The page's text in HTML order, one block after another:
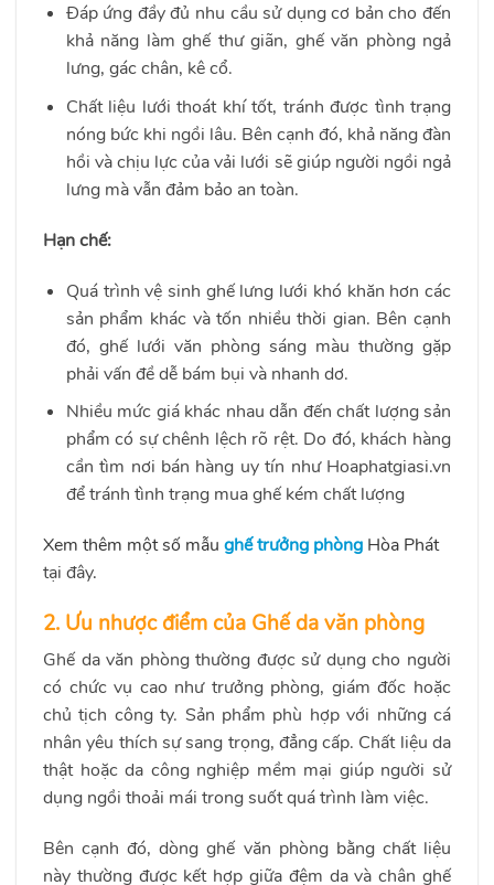
Đáp ứng đầy đủ nhu cầu sử dụng cơ bản cho đến
khả năng làm ghế thư giãn, ghế văn phòng ngả
lưng, gác chân, kê cổ.
Chất liệu lưới thoát khí tốt, tránh được tình trạng
nóng bức khi ngồi lâu. Bên cạnh đó, khả năng đàn
hồi và chịu lực của vải lưới sẽ giúp người ngồi ngả
lưng mà vẫn đảm bảo an toàn.
Hạn chế:
Quá trình vệ sinh ghế lưng lưới khó khăn hơn các
sản phẩm khác và tốn nhiều thời gian. Bên cạnh
đó, ghế lưới văn phòng sáng màu thường gặp
phải vấn đề dễ bám bụi và nhanh dơ.
Nhiều mức giá khác nhau dẫn đến chất lượng sản
phẩm có sự chênh lệch rõ rệt. Do đó, khách hàng
cần tìm nơi bán hàng uy tín như Hoaphatgiasi.vn
để tránh tình trạng mua ghế kém chất lượng
Xem thêm một số mẫu ghế trưởng phòng Hòa Phát
tại đây.
2. Ưu nhược điểm của Ghế da văn phòng
Ghế da văn phòng thường được sử dụng cho người
có chức vụ cao như trưởng phòng, giám đốc hoặc
chủ tịch công ty. Sản phẩm phù hợp với những cá
nhân yêu thích sự sang trọng, đẳng cấp. Chất liệu da
thật hoặc da công nghiệp mềm mại giúp người sử
dụng ngồi thoải mái trong suốt quá trình làm việc.
Bên cạnh đó, dòng ghế văn phòng bằng chất liệu
này thường được kết hợp giữa đệm da và chân ghế